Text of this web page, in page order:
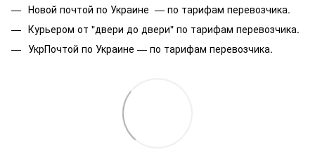
Новой почтой по Украине — по тарифам перевозчика.
Курьером от "двери до двери" по тарифам перевозчика.
УкрПочтой по Украине — по тарифам перевозчика.